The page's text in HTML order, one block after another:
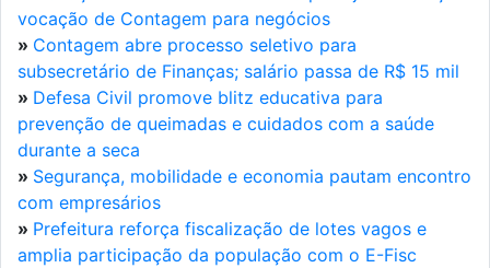
vocação de Contagem para negócios
» Contagem abre processo seletivo para
subsecretário de Finanças; salário passa de R$ 15 mil
» Defesa Civil promove blitz educativa para
prevenção de queimadas e cuidados com a saúde
durante a seca
» Segurança, mobilidade e economia pautam encontro
com empresários
» Prefeitura reforça fiscalização de lotes vagos e
amplia participação da população com o E-Fisc